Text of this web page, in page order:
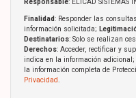
Responsable: ELICAD SISTEMAS
Finalidad: Responder las
información solicitada;
Destinatarios: Solo se realizan
Derechos: Acceder, rectificar y
indica en la información adicional;
la información completa de
Privacidad